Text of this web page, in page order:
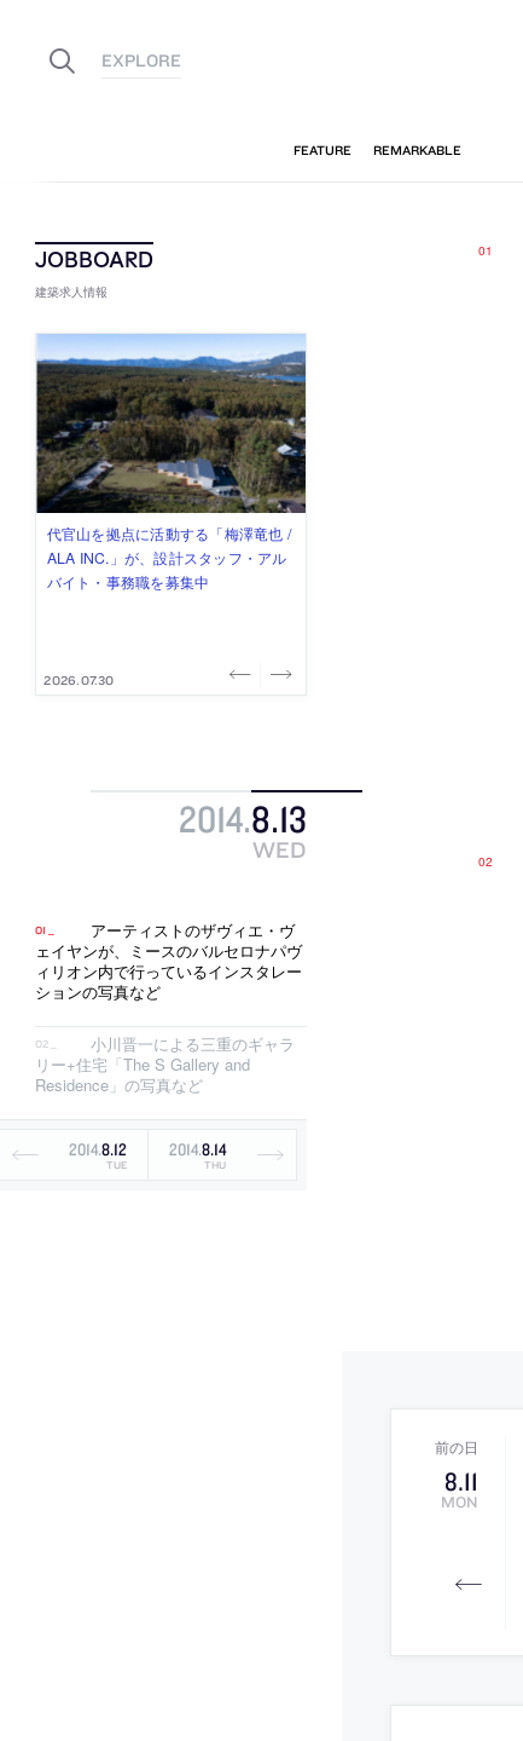
建築求人情報
古民家を軸に全国で“価値循環の仕組
み”を作り、リモートワーク主体の働
き方を実践する「株式会社つぎと」
2026.08.03
リノベる株式会社が、設計パートナ
ー (業務委託) を募集中
2026.08.03
社会への影響力のある建築を手掛
け、スタッフ同士で助け合う環境づ
くりも行う「E.A.S.T.architects」
2026.07.31
代官山を拠点に活動する「梅澤竜也 /
ALA INC.」が、設計スタッフ・アル
バイト・事務職を募集中
2026.07.30
住宅や共同住宅などを手掛け、“合理
的でシンプルなデザイン”を志向する
「PANDA：山本浩三建築設計事務
2026.07.29
2014.8.13
WED
アーティストのザヴィエ・ヴ
ェイヤンが、ミースのバルセロナパヴ
ィリオン内で行っているインスタレー
ションの写真など
小川晋一による三重のギャラ
リー+住宅「The S Gallery and
Residence」の写真など
2014.8.12
TUE
2014.8.14
THU
8.11
MON